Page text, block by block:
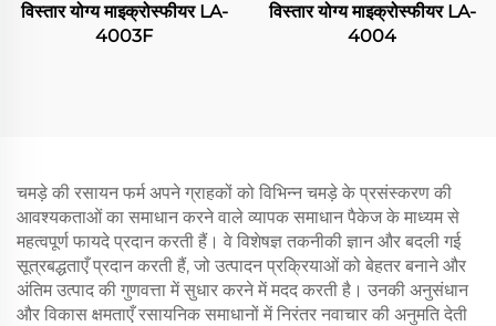
विस्तार योग्य माइक्रोस्फीयर LA-
4003F
विस्तार योग्य माइक्रोस्फीयर LA-
4004
चमड़े की रसायन फर्म अपने ग्राहकों को विभिन्न चमड़े के प्रसंस्करण की
आवश्यकताओं का समाधान करने वाले व्यापक समाधान पैकेज के माध्यम से
महत्वपूर्ण फायदे प्रदान करती हैं। वे विशेषज्ञ तकनीकी ज्ञान और बदली गई
सूत्रबद्धताएँ प्रदान करती हैं, जो उत्पादन प्रक्रियाओं को बेहतर बनाने और
अंतिम उत्पाद की गुणवत्ता में सुधार करने में मदद करती है। उनकी अनुसंधान
और विकास क्षमताएँ रसायनिक समाधानों में निरंतर नवाचार की अनुमति देती